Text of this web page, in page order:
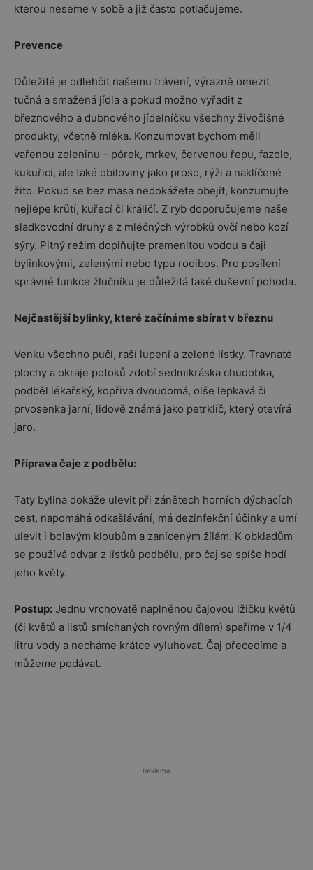
kterou neseme v sobě a již často potlačujeme.
Prevence
Důležité je odlehčit našemu trávení, výrazně omezit
tučná a smažená jídla a pokud možno vyřadit z
březnového a dubnového jídelníčku všechny živočišné
produkty, včetně mléka. Konzumovat bychom měli
vařenou zeleninu – pórek, mrkev, červenou řepu, fazole,
kukuřici, ale také obiloviny jako proso, rýži a naklíčené
žito. Pokud se bez masa nedokážete obejít, konzumujte
nejlépe krůtí, kuřecí či králičí. Z ryb doporučujeme naše
sladkovodní druhy a z mléčných výrobků ovčí nebo kozí
sýry. Pitný režim doplňujte pramenitou vodou a čaji
bylinkovými, zelenými nebo typu rooibos. Pro posílení
správné funkce žlučníku je důležitá také duševní pohoda.
Nejčastější bylinky, které začínáme sbírat v březnu
Venku všechno pučí, raší lupení a zelené lístky. Travnaté
plochy a okraje potoků zdobí sedmikráska chudobka,
podběl lékařský, kopřiva dvoudomá, olše lepkavá či
prvosenka jarní, lidově známá jako petrklíč, který otevírá
jaro.
Příprava čaje z podbělu:
Taty bylina dokáže ulevit při zánětech horních dýchacích
cest, napomáhá odkašlávání, má dezinfekční účinky a umí
ulevit i bolavým kloubům a zaníceným žílám. K obkladům
se používá odvar z lístků podbělu, pro čaj se spíše hodí
jeho květy.
Postup: Jednu vrchovatě naplněnou čajovou lžičku květů
(či květů a listů smíchaných rovným dílem) spaříme v 1/4
litru vody a necháme krátce vyluhovat. Čaj přecedíme a
můžeme podávat.
Reklama